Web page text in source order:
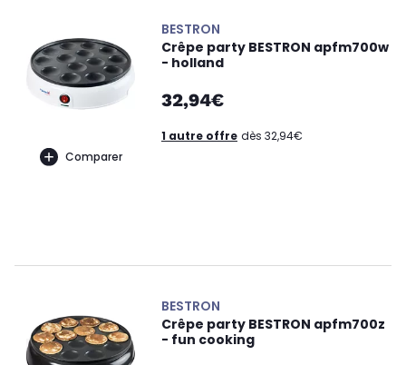
Comparer
BESTRON
Crêpe party BESTRON apfm700w
- holland
32,94€
1 autre offre dès 32,94€
BESTRON
Crêpe party BESTRON apfm700z
- fun cooking